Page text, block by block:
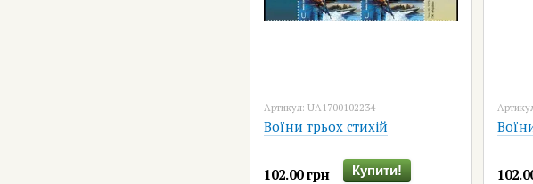
Артикул: UA1700102234
Воїни трьох стихій
102.00 грн Купити!